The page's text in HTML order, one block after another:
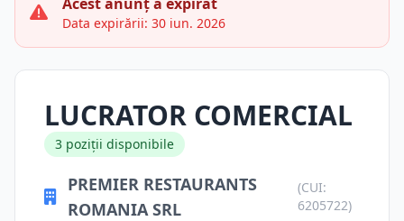
Data expirării: 30 iun. 2026
LUCRATOR COMERCIAL
3 poziții disponibile
PREMIER RESTAURANTS
ROMANIA SRL
(CUI:
6205722)